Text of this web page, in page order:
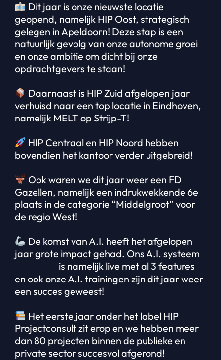
Dit jaar is onze nieuwste locatie
geopend, namelijk HIP Oost, strategisch
gelegen in Apeldoorn! Deze stap is een
natuurlijk gevolg van onze autonome groei
en onze ambitie om dicht bij onze
opdrachtgevers te staan!
Daarnaast is HIP Zuid afgelopen jaar
verhuisd naar een top locatie in Eindhoven,
namelijk MELT op Strijp-T!
HIP Centraal en HIP Noord hebben
bovendien het kantoor verder uitgebreid!
Ook waren we dit jaar weer een FD
Gazellen, namelijk een indrukwekkende 6e
plaats in de categorie “Middelgroot” voor
de regio West!
De komst van A.I. heeft het afgelopen
jaar grote impact gehad. Ons A.I. systeem
is namelijk live met al 3 features
en ook onze A.I. trainingen zijn dit jaar weer
een succes geweest!
Het eerste jaar onder het label HIP
Projectconsult zit erop en we hebben meer
dan 80 projecten binnen de publieke en
private sector succesvol afgerond!